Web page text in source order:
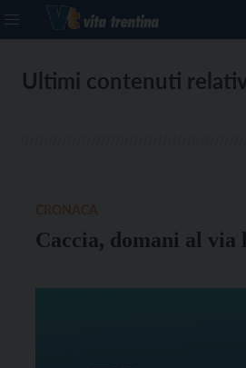
Ultimi contenuti
Caccia, domani al via